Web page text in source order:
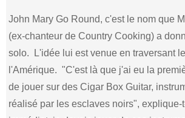
John Mary Go Round, c'est le nom que
(ex-chanteur de Country Cooking) a
solo. L'idée lui est venue en traversant
l'Amérique. "C'est là que j'ai eu la
de jouer sur des Cigar Box Guitar,
réalisé par les esclaves noirs", explique-